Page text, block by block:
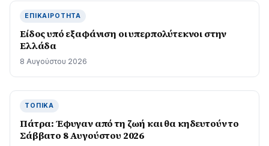
ΕΠΙΚΑΙΡΌΤΗΤΑ
Είδος υπό εξαφάνιση οι υπερπολύτεκνοι στην
Ελλάδα
8 Αυγούστου 2026
ΤΟΠΙΚΆ
Πάτρα: Έφυγαν από τη ζωή και θα κηδευτούν το
Σάββατο 8 Αυγούστου 2026